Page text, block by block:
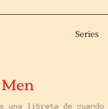
Series
una libreta de cuando